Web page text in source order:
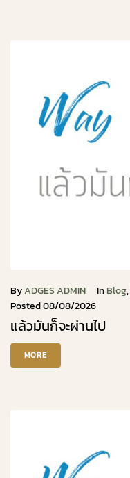
ByADGES ADMIN InBlog,
Posted08/08/2026
แล้วมันก็จะผ่านไป
MORE